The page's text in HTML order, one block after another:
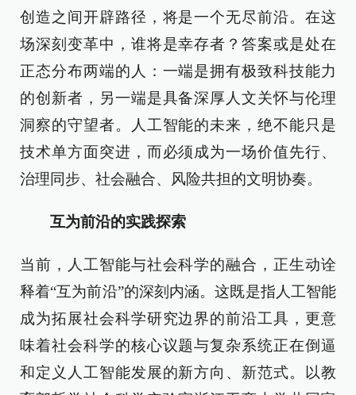
创造之间开辟路径，将是一个无尽前沿。在这
场深刻变革中，谁将是幸存者？答案或是处在
正态分布两端的人：一端是拥有极致科技能力
的创新者，另一端是具备深厚人文关怀与伦理
洞察的守望者。人工智能的未来，绝不能只是
技术单方面突进，而必须成为一场价值先行、
治理同步、社会融合、风险共担的文明协奏。
互为前沿的实践探索
当前，人工智能与社会科学的融合，正生动诠
释着“互为前沿”的深刻内涵。这既是指人工智能
成为拓展社会科学研究边界的前沿工具，更意
味着社会科学的核心议题与复杂系统正在倒逼
和定义人工智能发展的新方向、新范式。以教